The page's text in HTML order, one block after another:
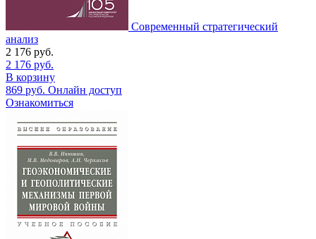
Современный стратегический
анализ
2 176 руб.
2 176 руб.
В корзину
869 руб. Онлайн доступ
Ознакомиться